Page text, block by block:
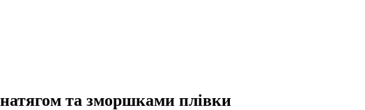
та зморшками плівки